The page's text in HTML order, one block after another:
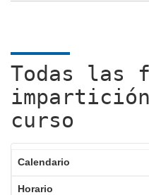
Todas las
curso